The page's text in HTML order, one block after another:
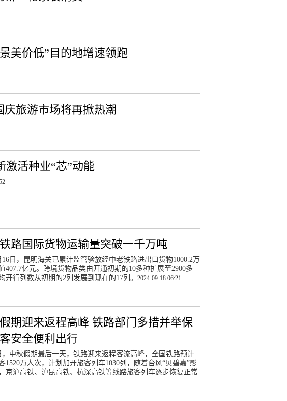
美价低”目的地增速领跑
庆旅游市场将再掀热潮
激活种业“芯”动能
路国际货物运输量突破一千万吨
16日，昆明海关已累计监管验放经中老铁路进出口货物1000.2万
407.7亿元。跨境货物品类由开通初期的10多种扩展至2900多
开行列数从初期的2列发展到现在的17列。2024-09-18 06:21
期迎来返程高峰 铁路部门多措并举保
安全便利出行
，中秋假期最后一天，铁路迎来返程客流高峰，全国铁路预计
1520万人次，计划加开旅客列车1030列，随着台风“贝碧嘉”影
京沪高铁、沪昆高铁、杭深高铁等线路旅客列车逐步恢复正常